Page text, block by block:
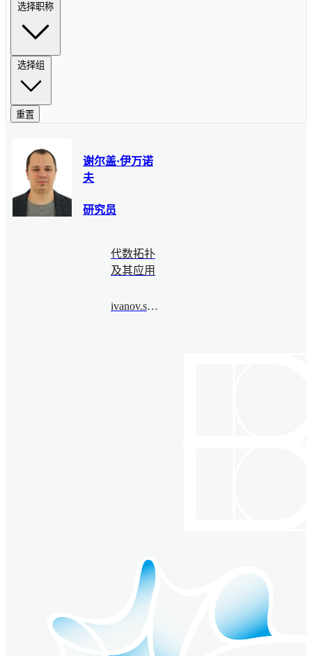
选择职称
选择组
重置
谢尔盖·伊万诺
夫
研究员
代数拓扑
及其应用
ivanov.s.o.1986@bimsa.cn